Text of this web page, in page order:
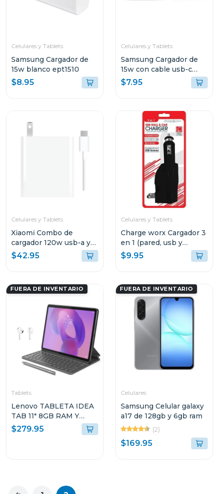
Celulares y Tablets
Samsung Cargador de
15w blanco ept1510
$8.95
Celulares y Tablets
Samsung Cargador de
15w con cable usb-c
color negro ept1510
$7.95
Celulares y Tablets
Xiaomi Combo de
cargador 120w usb-a y
cable de carga usb-c
mdy13
$42.95
Celulares y Tablets
Charge worx Cargador 3
en 1 (pared, usb y
cargador de coche)
cx3025
$9.95
FUERA DE INVENTARIO
Tablets
Lenovo TABLETA IDEA
TAB 11" 8GB RAM Y
128GB
ALMACENAMIENTO
$279.95
FUERA DE INVENTARIO
Celulares
Samsung Celular galaxy
a17 de 128gb y 6gb ram
(2)
$169.95